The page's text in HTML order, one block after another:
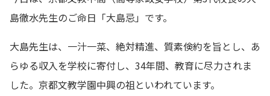
島徹水先生のご命日「大島忌」です。
大島先生は、一汁一菜、絶対精進、質素倹約を旨とし、あ
らゆる収入を学校に寄付し、34年間、教育に尽力されま
した。京都文教学園中興の祖といわれています。